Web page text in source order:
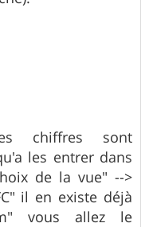
chiffres sont
les entrer dans
de la vue" -->
il en existe déjà
vous allez le